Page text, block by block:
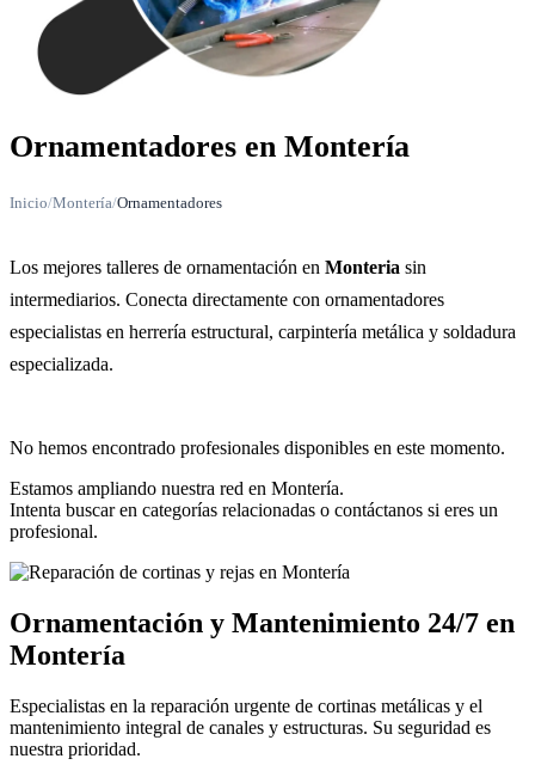
Ornamentadores en Montería
Inicio/Montería/Ornamentadores
Los mejores talleres de ornamentación en Monteria sin
intermediarios. Conecta directamente con ornamentadores
especialistas en herrería estructural, carpintería metálica y soldadura
especializada.
No hemos encontrado profesionales disponibles en este momento.
Estamos ampliando nuestra red en Montería.
Intenta buscar en categorías relacionadas o contáctanos si eres un
profesional.
Ornamentación y Mantenimiento 24/7 en
Montería
Especialistas en la reparación urgente de cortinas metálicas y el
mantenimiento integral de canales y estructuras. Su seguridad es
nuestra prioridad.